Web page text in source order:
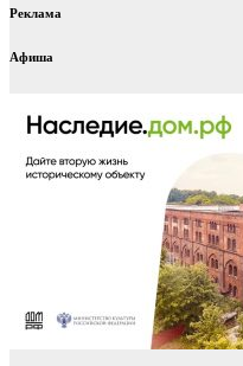
Реклама
Афиша